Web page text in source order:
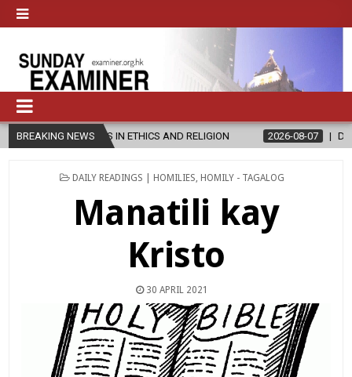
BREAKING NEWS
IN ETHICS AND RELIGION 2026-08-07 DIOCESE
POSTED
DAILY READINGS | HOMILIES HOMILY - TAGALOG
Manatili kay
Kristo
30 APRIL 2021